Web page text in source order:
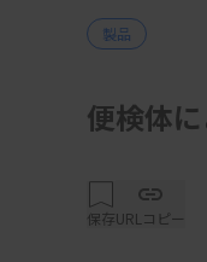
製品
便検体
保存URLコピー